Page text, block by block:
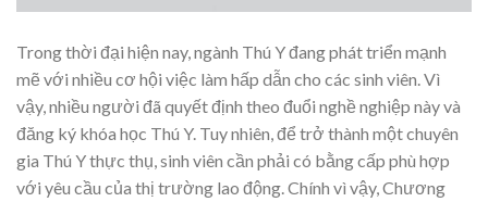
Trong thời đại hiện nay, ngành Thú Y đang phát triển mạnh
mẽ với nhiều cơ hội việc làm hấp dẫn cho các sinh viên. Vì
vậy, nhiều người đã quyết định theo đuổi nghề nghiệp này và
đăng ký khóa học Thú Y. Tuy nhiên, để trở thành một chuyên
gia Thú Y thực thụ, sinh viên cần phải có bằng cấp phù hợp
với yêu cầu của thị trường lao động. Chính vì vậy, Chương